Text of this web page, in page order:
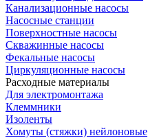
Канализационные насосы
Насосные станции
Поверхностные насосы
Скважинные насосы
Фекальные насосы
Циркуляционные насосы
Расходные материалы
Для электромонтажа
Клеммники
Изоленты
Хомуты (стяжки) нейлоновые